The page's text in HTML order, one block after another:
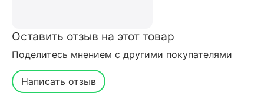
Оставить отзыв на этот товар
Поделитесь мнением с другими покупателями
Написать отзыв